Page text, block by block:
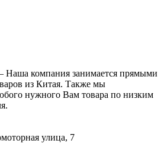
Наша компания занимается прямыми
из Китая. Также мы
нужного Вам товара по низким
улица, 7